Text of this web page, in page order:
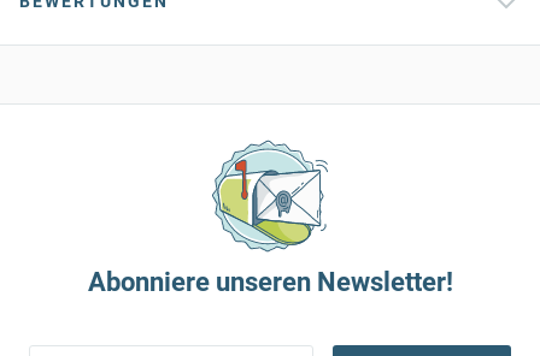
Abonniere unseren Newsletter!